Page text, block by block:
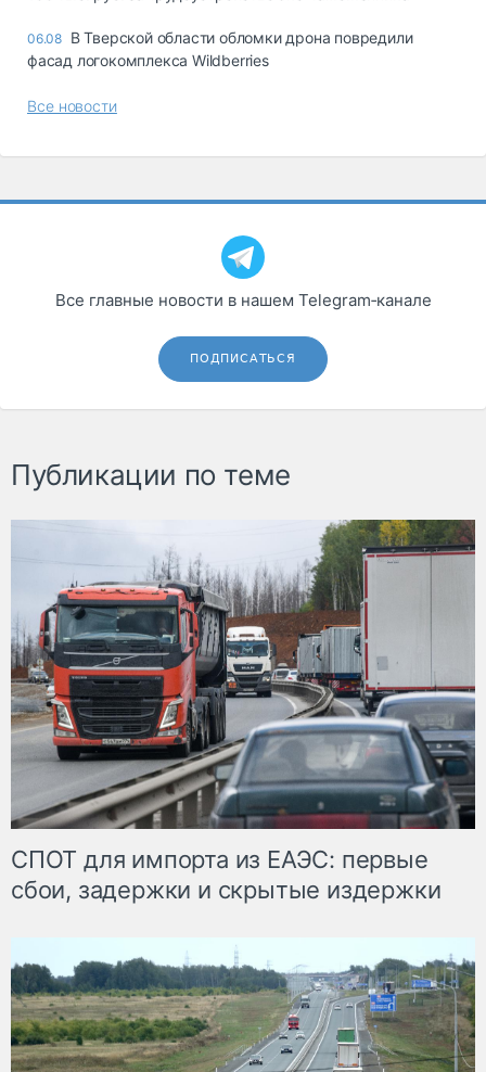
06.08 В Тверской области обломки дрона повредили
фасад логокомплекса Wildberries
Все новости
Все главные новости в нашем Telegram‑канале
ПОДПИСАТЬСЯ
Публикации по теме
СПОТ для импорта из ЕАЭС: первые
сбои, задержки и скрытые издержки